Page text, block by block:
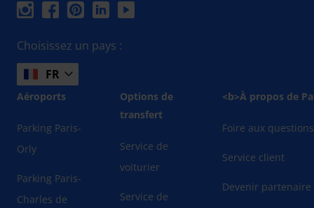
Choisissez un pays :
FR
Aéroports
Parking Paris-
Orly
Parking Paris-
Charles de
Options de
transfert
Service de
voiturier
Service de
<b>À propos de
Foire aux questions
Service client
Devenir partenaire